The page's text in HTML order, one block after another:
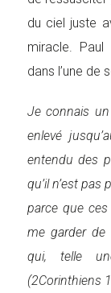
du ciel juste
miracle.
dans l’une de
Je connais
enlevé
entendu des
qu’il n’est pas
parce que
me garder de
qui, telle
(2Corinthiens